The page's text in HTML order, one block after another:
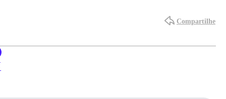
Compartilhe